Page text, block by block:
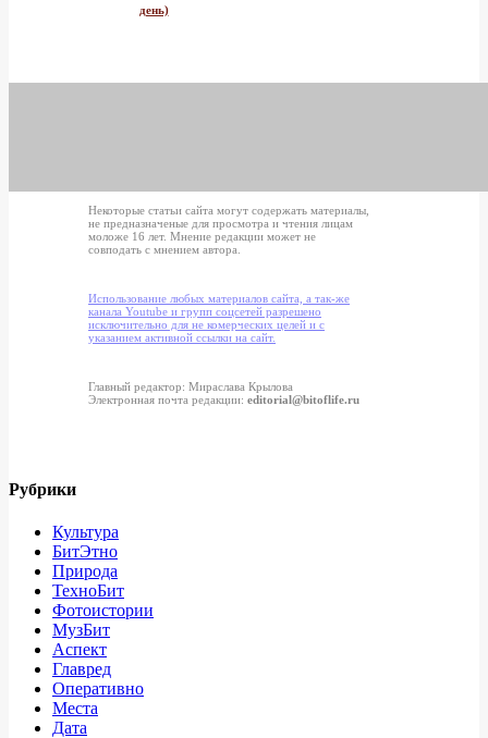
день)
Некоторые статьи сайта могут содержать материалы,
не предназначеные для просмотра и чтения лицам
моложе 16 лет. Мнение редакции может не
совподать с мнением автора.
Использование любых материалов сайта, а так-же
канала Youtube и групп соцсетей разрешено
исключительно для не комерческих целей и с
указанием активной ссылки на сайт.
Главный редактор: Мираслава Крылова
Электронная почта редакции: editorial@bitoflife.ru
Рубрики
Культура
БитЭтно
Природа
ТехноБит
Фотоистории
МузБит
Аспект
Главред
Оперативно
Места
Дата